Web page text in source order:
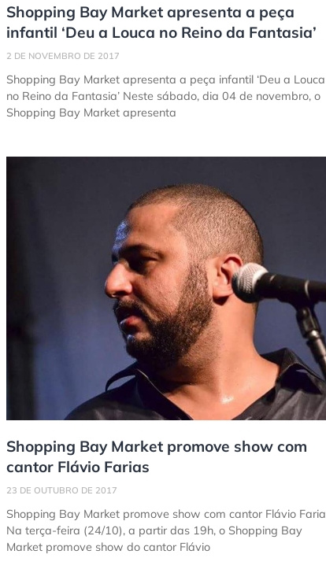
Shopping Bay Market apresenta a peça
infantil ‘Deu a Louca no Reino da Fantasia’
2 DE NOVEMBRO DE 2017
Shopping Bay Market apresenta a peça infantil ‘Deu a Louca
no Reino da Fantasia’ Neste sábado, dia 04 de novembro, o
Shopping Bay Market apresenta
Shopping Bay Market promove show com
cantor Flávio Farias
23 DE OUTUBRO DE 2017
Shopping Bay Market promove show com cantor Flávio
Na terça-feira (24/10), a partir das 19h, o Shopping Bay
Market promove show do cantor Flávio